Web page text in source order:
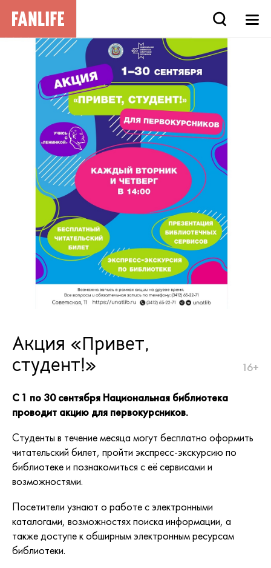
Акция «Привет,
студент!»
16+
С 1 по 30 сентября Национальная библиотека
проводит акцию для первокурсников.
Студенты в течение месяца могут бесплатно оформить
читательский билет, пройти экспресс-экскурсию по
библиотеке и познакомиться с её сервисами и
возможностями.
Посетители узнают о работе с электронными
каталогами, возможностях поиска информации, а
также доступе к обширным электронным ресурсам
библиотеки.